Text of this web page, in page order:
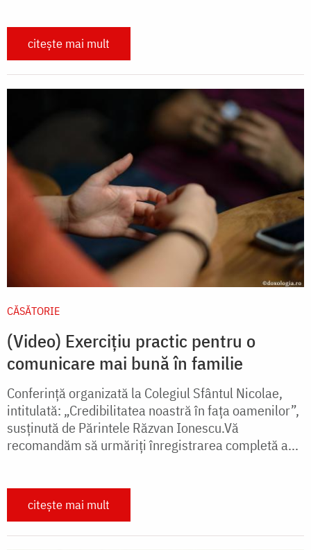
citește mai mult
CĂSĂTORIE
(Video) Exercițiu practic pentru o
comunicare mai bună în familie
Conferință organizată la Colegiul Sfântul Nicolae,
intitulată: „Credibilitatea noastră în fața oamenilor”,
susținută de Părintele Răzvan Ionescu.Vă
recomandăm să urmăriţi înregistrarea completă a...
citește mai mult